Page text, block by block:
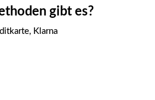
gibt es?
Klarna